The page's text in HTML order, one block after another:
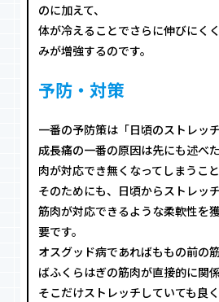
のに加えて、
体が冷えることでさらに伸びにく
みが増強するのです。
予防・対策
一番の予防策は「日頃のストレッチ
成長痛の一番の原因は先にも述べ
肉が対応でき無くなってしまうこと
そのためにも、日頃からストレッ
筋肉が対応できるような柔軟性を
要です。
オスグッド病であればももの前の
ばふくらはぎの筋肉が直接的に関係
そこだけストレッチしていても良